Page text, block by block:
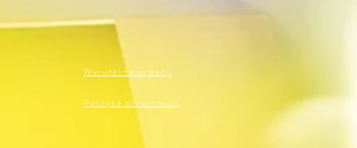
Warunki rezerwacji
Polityka prywatności